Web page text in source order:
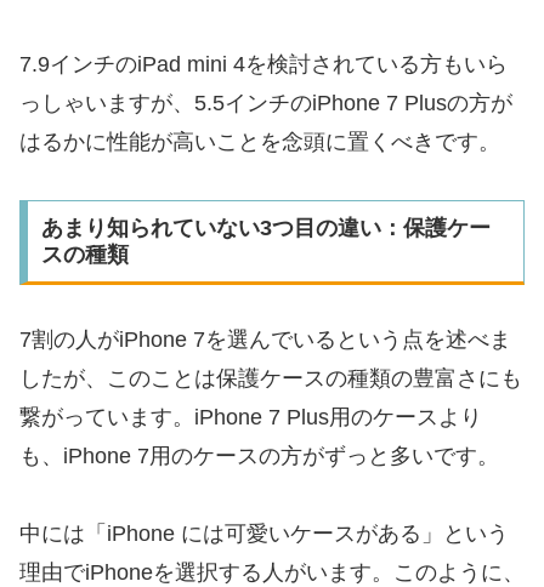
7.9インチのiPad mini 4を検討されている方もいら
っしゃいますが、5.5インチのiPhone 7 Plusの方が
はるかに性能が高いことを念頭に置くべきです。
あまり知られていない3つ目の違い：保護ケー
スの種類
7割の人がiPhone 7を選んでいるという点を述べま
したが、このことは保護ケースの種類の豊富さにも
繋がっています。iPhone 7 Plus用のケースより
も、iPhone 7用のケースの方がずっと多いです。
中には「iPhone には可愛いケースがある」という
理由でiPhoneを選択する人がいます。このように、